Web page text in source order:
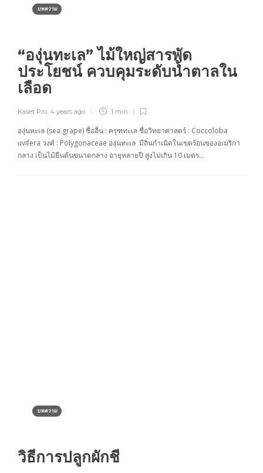
บทความ
“องุ่นทะเล” ไม้ใหญ่สารพัด
ประโยชน์ ควบคุมระดับน้ำตาลใน
เลือด
Kaset Pro, 4 years ago 1 min
องุ่นทะเล (sea grape) ชื่ออื่น : ครุฑทะเล ชื่อวิทยาศาสตร์ : Coccoloba
uvifera วงศ์ : Polygonaceae องุ่นทะเล มีถิ่นกำเนิดในเขตร้อนของอเมริกา
กลาง เป็นไม้ยืนต้นขนาดกลาง อายุหลายปี สูงไม่เกิน 10 เมตร…
บทความ
วิธีการปลูกผักชี